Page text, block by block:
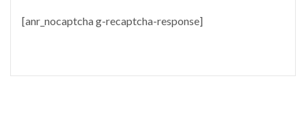
[anr_nocaptcha g-recaptcha-response]